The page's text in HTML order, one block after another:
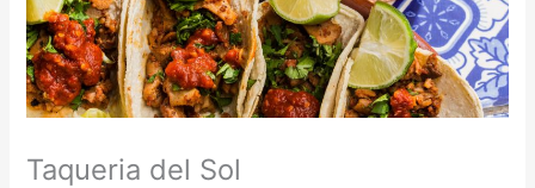
Taqueria del Sol